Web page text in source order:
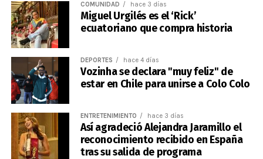
COMUNIDAD hace 3 días
Miguel Urgilés es el ‘Rick’
ecuatoriano que compra historia
DEPORTES hace 4 días
Vozinha se declara "muy feliz" de
estar en Chile para unirse a Colo Colo
ENTRETENIMIENTO hace 3 días
Así agradeció Alejandra Jaramillo el
reconocimiento recibido en España
tras su salida de programa